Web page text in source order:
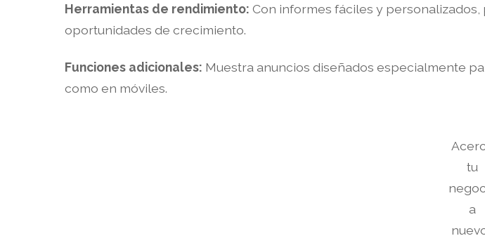
Herramientas de rendimiento: Con informes fáciles y
oportunidades de crecimiento.
Funciones adicionales: Muestra anuncios diseñados especialmente
como en móviles.
tu
a